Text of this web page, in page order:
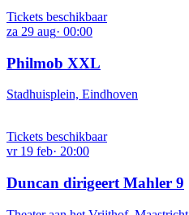
Tickets beschikbaar
za 29 aug· 00:00
Philmob XXL
Stadhuisplein, Eindhoven
Tickets beschikbaar
vr 19 feb· 20:00
Duncan dirigeert Mahler 9